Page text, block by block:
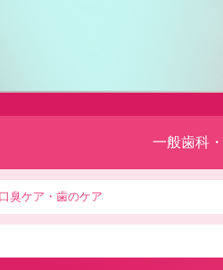
一般歯科
口臭ケア・歯のケア